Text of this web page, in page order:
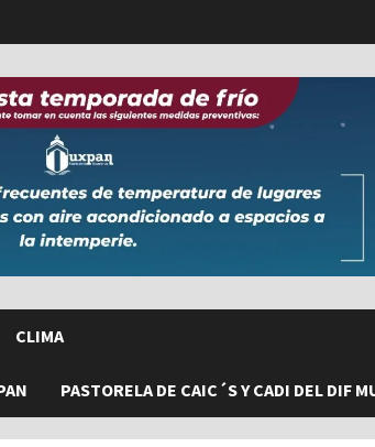
CLIMA
PASTORELA DE CAIC´S Y CADI DEL DIF